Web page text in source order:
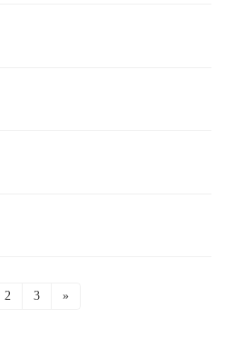
固
2
固
3 »